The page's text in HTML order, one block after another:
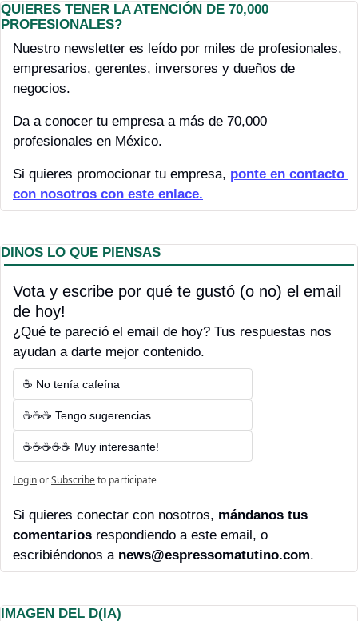
QUIERES TENER LA ATENCIÓN DE 70,000
PROFESIONALES?
Nuestro newsletter es leído por miles de profesionales,
empresarios, gerentes, inversores y dueños de
negocios.
Da a conocer tu empresa a más de 70,000
profesionales en México.
Si quieres promocionar tu empresa, ponte en contacto
con nosotros con este enlace.
DINOS LO QUE PIENSAS
Vota y escribe por qué te gustó (o no) el email
de hoy!
¿Qué te pareció el email de hoy? Tus respuestas nos
ayudan a darte mejor contenido.
☕ No tenía cafeína
☕☕☕ Tengo sugerencias
☕☕☕☕☕ Muy interesante!
LoginorSubscribeto participate
Si quieres conectar con nosotros, mándanos tus
comentarios respondiendo a este email, o
escribiéndonos a news@espressomatutino.com.
IMAGEN DEL D(IA)